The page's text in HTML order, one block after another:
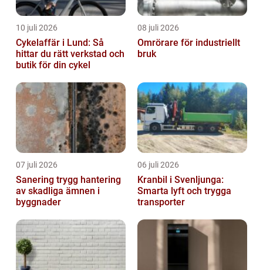
10 juli 2026
Cykelaffär i Lund: Så
hittar du rätt verkstad och
butik för din cykel
08 juli 2026
Omrörare för industriellt
bruk
07 juli 2026
Sanering trygg hantering
av skadliga ämnen i
byggnader
06 juli 2026
Kranbil i Svenljunga:
Smarta lyft och trygga
transporter